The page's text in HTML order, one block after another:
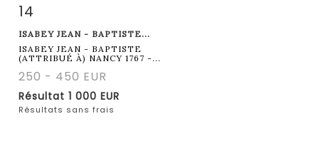
Fiche détaillée
14
ISABEY JEAN - BAPTISTE...
ISABEY JEAN - BAPTISTE
(ATTRIBUÉ À) NANCY 1767 -...
250 - 450 EUR
Résultat 1 000 EUR
Résultats sans frais